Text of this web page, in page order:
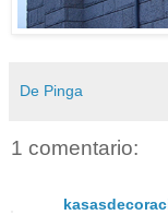
De Pinga
1 comentario: